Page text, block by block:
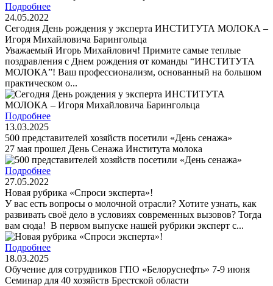
Подробнее
24.05.2022
Сегодня День рождения у эксперта ИНСТИТУТА МОЛОКА –
Игоря Михайловича Барингольца
Уважаемый Игорь Михайлович! Примите самые теплые
поздравления с Днем рождения от команды “ИНСТИТУТА
МОЛОКА”! Ваш профессионализм, основанный на большом
практическом о...
Подробнее
13.03.2025
500 представителей хозяйств посетили «День сенажа»
27 мая прошел День Cенажа Института молока
Подробнее
27.05.2022
Новая рубрика «Спроси эксперта»!
У вас есть вопросы о молочной отрасли? Хотите узнать, как
развивать своё дело в условиях современных вызовов? Тогда
вам сюда! В первом выпуске нашей рубрики эксперт с...
Подробнее
18.03.2025
Обучение для сотрудников ГПО «Белоруснефть» 7-9 июня
Семинар для 40 хозяйств Брестской области